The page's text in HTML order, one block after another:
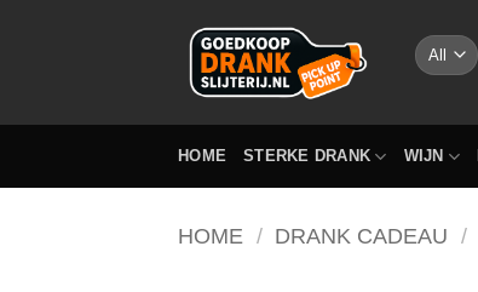
HOME STERKE DRANK WIJN
HOME / DRANK CADEAU /